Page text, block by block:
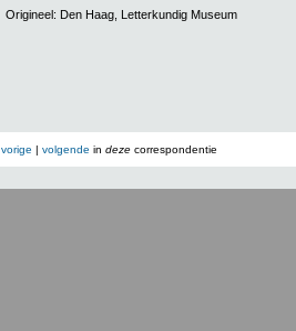
Origineel: Den Haag, Letterkundig Museum
vorige | volgende in deze correspondentie